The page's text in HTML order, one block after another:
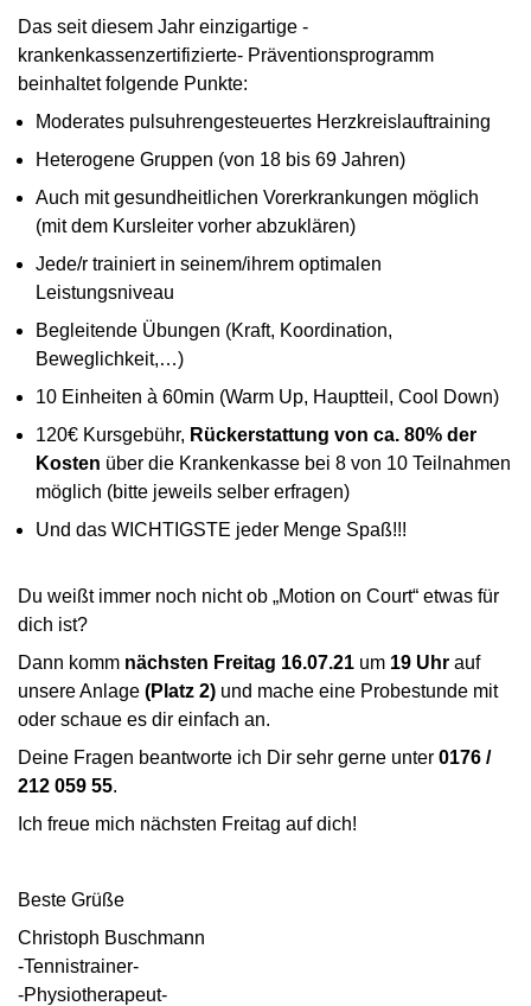
Das seit diesem Jahr einzigartige -
krankenkassenzertifizierte- Präventionsprogramm
beinhaltet folgende Punkte:
Moderates pulsuhrengesteuertes Herzkreislauftraining
Heterogene Gruppen (von 18 bis 69 Jahren)
Auch mit gesundheitlichen Vorerkrankungen möglich
(mit dem Kursleiter vorher abzuklären)
Jede/r trainiert in seinem/ihrem optimalen
Leistungsniveau
Begleitende Übungen (Kraft, Koordination,
Beweglichkeit,…)
10 Einheiten à 60min (Warm Up, Hauptteil, Cool Down)
120€ Kursgebühr, Rückerstattung von ca. 80% der
Kosten über die Krankenkasse bei 8 von 10 Teilnahmen
möglich (bitte jeweils selber erfragen)
Und das WICHTIGSTE jeder Menge Spaß!!!
Du weißt immer noch nicht ob „Motion on Court“ etwas für
dich ist?
Dann komm nächsten Freitag 16.07.21 um 19 Uhr auf
unsere Anlage (Platz 2) und mache eine Probestunde mit
oder schaue es dir einfach an.
Deine Fragen beantworte ich Dir sehr gerne unter 0176 /
212 059 55.
Ich freue mich nächsten Freitag auf dich!
Beste Grüße
Christoph Buschmann
-Tennistrainer-
-Physiotherapeut-